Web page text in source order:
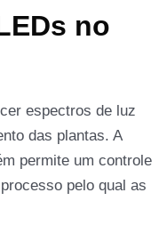
no
espectros de luz
das plantas. A
permite um controle
pelo qual as